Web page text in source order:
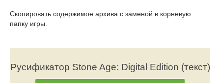
Скопировать содержимое архива с заменой в корневую
папку игры.
Русификатор Stone Age: Digital Edition (текст)